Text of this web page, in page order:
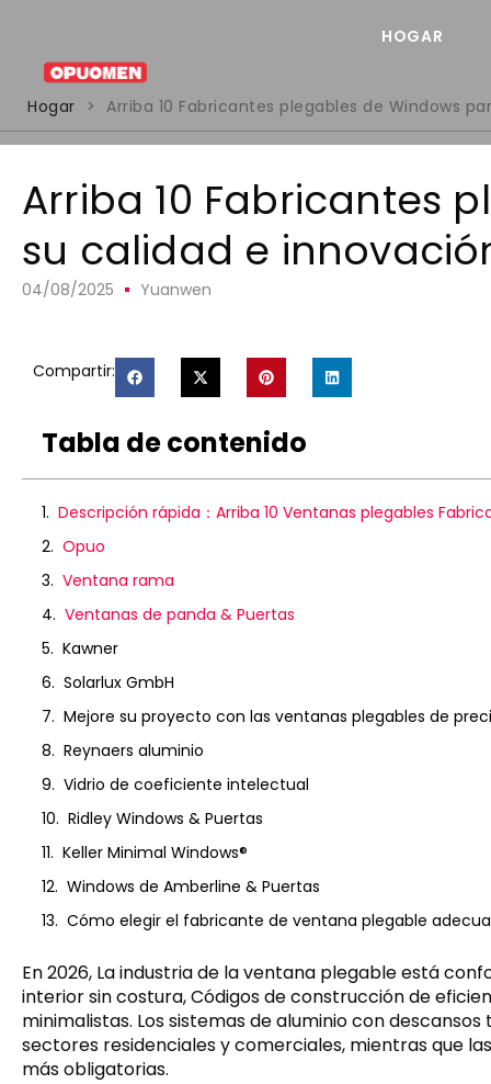
HOGAR
Hogar > Arriba 10 Fabricantes plegables de Windows
Arriba 10 Fabricantes
su calidad e
04/08/2025 Yuanwen
Compartir:
Tabla de contenido
Descripción rápida：Arriba 10 Ventanas plegables
Opuo
Ventana rama
Ventanas de panda & Puertas
Kawner
Solarlux GmbH
Mejore su proyecto con las ventanas plegables de
Reynaers aluminio
Vidrio de coeficiente intelectual
Ridley Windows & Puertas
Keller Minimal Windows®
Windows de Amberline & Puertas
Cómo elegir el fabricante de ventana plegable
En 2026, La industria de la ventana plegable está
interior sin costura, Códigos de construcción de
minimalistas. Los sistemas de aluminio con
sectores residenciales y comerciales, mientras que
más obligatorias.